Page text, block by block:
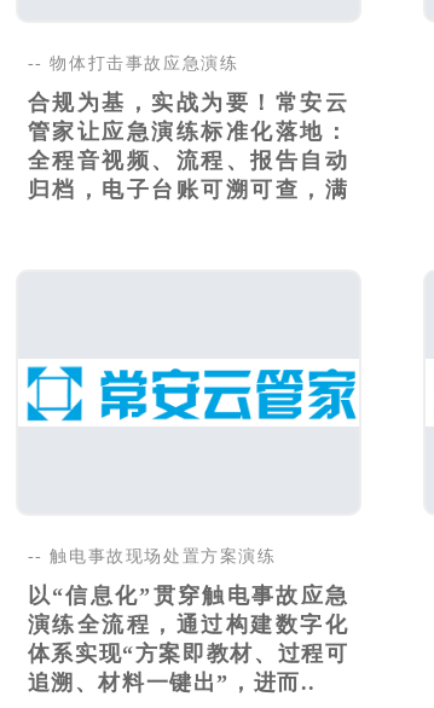
-- 物体打击事故应急演练
合规为基，实战为要！常安云
管家让应急演练标准化落地：
全程音视频、流程、报告自动
归档，电子台账可溯可查，满
-- 触电事故现场处置方案演练
以“信息化”贯穿触电事故应急
演练全流程，通过构建数字化
体系实现“方案即教材、过程可
追溯、材料一键出”，进而..